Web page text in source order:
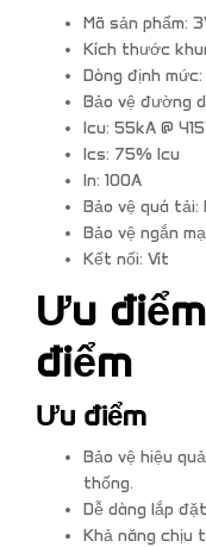
Mã sản phẩm:
Kích thước
Dòng định mức:
Bảo vệ đường
Icu: 55kA @
Ics: 75% Icu
In: 100A
Bảo vệ quá tải:
Bảo vệ ngắn
Kết nối: Vít
Ưu
điểm
Ưu điểm
Bảo vệ hiệu
thống.
Dễ dàng lắp
Khả năng chịu